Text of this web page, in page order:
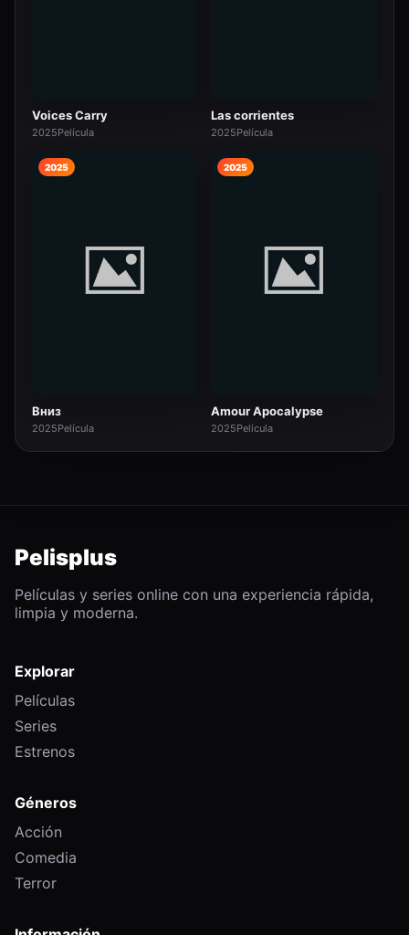
Voices Carry
2025Película
Las corrientes
2025Película
2025
Вниз
2025Película
2025
Amour Apocalypse
2025Película
Pelisplus
Películas y series online con una experiencia rápida,
limpia y moderna.
Explorar
Películas
Series
Estrenos
Géneros
Acción
Comedia
Terror